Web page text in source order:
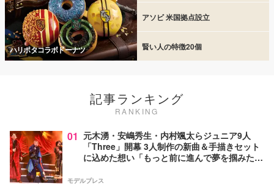
ハリポタコラボドーナツ
アソビ 米国拠点設立
賢い人の特徴20個
記事ランキング
RANKING
01 元木湧・安嶋秀生・内村颯太らジュニア9人
「Three」開幕 3人制作の新曲＆手描きセット
に込めた想い「もっと前に進んで夢を掴みた
モデルプレス